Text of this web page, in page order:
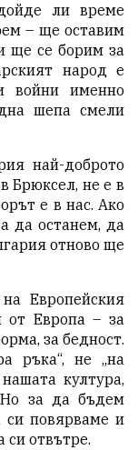
ли време
– ще оставим
ще се борим за
народ е
войни именно
шепа смели
най-доброто
Брюксел, не е в
е в нас. Ако
да останем, да
отново ще
Европейския
от Европа – за
за бедност.
ръка“, не „на
култура,
за да бъдем
си повярваме и
отвътре.